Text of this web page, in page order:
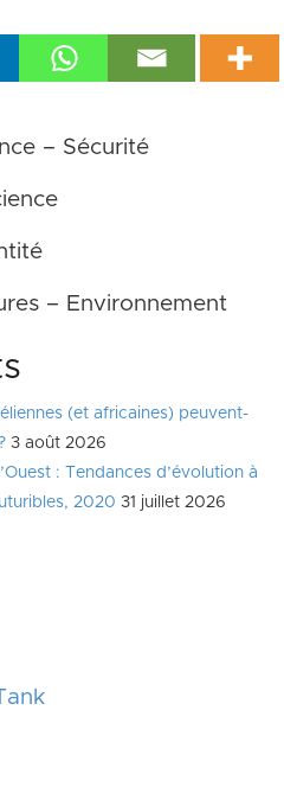
– Sécurité
– Environnement
(et africaines) peuvent-
3 août 2026
: Tendances d’évolution à
2020 31 juillet 2026